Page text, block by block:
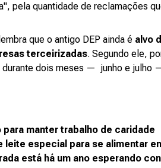
pela quantidade de reclamações
que o antigo DEP ainda é alvo
terceirizadas. Segundo ele,
durante dois meses — junho e julho
para manter trabalho de caridade
leite especial para se alimentar
está há um ano esperando